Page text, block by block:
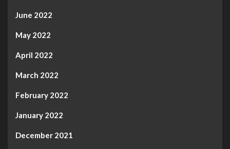
June 2022
May 2022
April 2022
March 2022
February 2022
January 2022
December 2021